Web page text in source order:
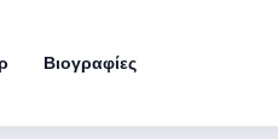
Βιογραφίες